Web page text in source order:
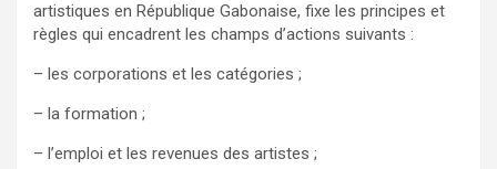
artistiques en République Gabonaise, fixe les principes et
règles qui encadrent les champs d’actions suivants :
– les corporations et les catégories ;
– la formation ;
– l’emploi et les revenues des artistes ;